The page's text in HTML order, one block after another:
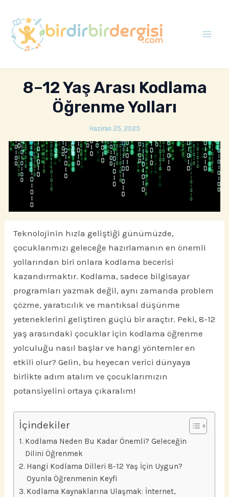
atla
8–12 Yaş Arası Kodlama
Öğrenme Yolları
Haziran 25, 2025
Teknolojinin hızla geliştiği günümüzde,
çocuklarımızı geleceğe hazırlamanın en önemli
yollarından biri onlara kodlama becerisi
kazandırmaktır. Kodlama, sadece bilgisayar
programları yazmak değil, aynı zamanda problem
çözme, yaratıcılık ve mantıksal düşünme
yeteneklerini geliştiren güçlü bir araçtır. Peki, 8-12
yaş arasındaki çocuklar için kodlama öğrenme
yolculuğu nasıl başlar ve hangi yöntemler en
etkili olur? Gelin, bu heyecan verici dünyaya
birlikte adım atalım ve çocuklarımızın
potansiyelini ortaya çıkaralım!
İçindekiler
Kodlama Neden Bu Kadar Önemli? Geleceğin
Dilini Öğrenmek
Hangi Kodlama Dilleri 8-12 Yaş İçin Uygun?
Oyunla Öğrenmenin Keyfi
Kodlama Kaynaklarına Ulaşmak: İnternet,